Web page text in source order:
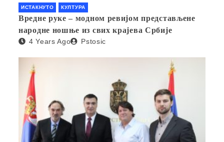
ИСТАКНУТО КУЛТУРА
Вредне руке – модном ревијом представљене
народне ношње из свих крајева Србије
4 Years Ago Pstosic